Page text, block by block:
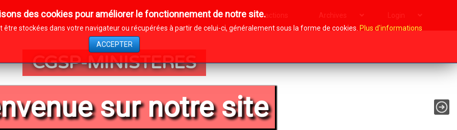
Contacts Affiliation Comité Jeunes Nos actions Archives Login
sur notre site
CGSP-MINISTERES
des cookies pour améliorer le fonctionnement de notre site.
stockées dans votre navigateur ou récupérées à partir de celui-ci, généralement sous la forme de cookies. Plus d'informations
ACCEPTER